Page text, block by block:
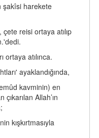
şakîsi harekete
çete reisi ortaya atılıp
ortaya atılınca.
ayaklandığında,
kavminin) en
Allah’ın
kışkırtmasıyla